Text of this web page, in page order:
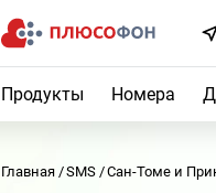
Продукты Номера
Главная SMS Сан-Томе и